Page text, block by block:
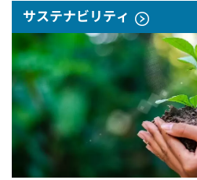
サステナビリティ